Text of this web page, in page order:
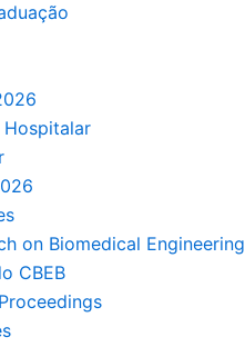
Hospitalar
on Biomedical Engineering
CBEB